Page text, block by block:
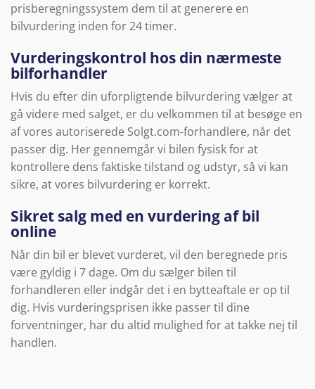
prisberegningssystem dem til at generere en
bilvurdering inden for 24 timer.
Vurderingskontrol hos din nærmeste
bilforhandler
Hvis du efter din uforpligtende bilvurdering vælger at
gå videre med salget, er du velkommen til at besøge en
af vores autoriserede Solgt.com-forhandlere, når det
passer dig. Her gennemgår vi bilen fysisk for at
kontrollere dens faktiske tilstand og udstyr, så vi kan
sikre, at vores bilvurdering er korrekt.
Sikret salg med en vurdering af bil
online
Når din bil er blevet vurderet, vil den beregnede pris
være gyldig i 7 dage. Om du sælger bilen til
forhandleren eller indgår det i en bytteaftale er op til
dig. Hvis vurderingsprisen ikke passer til dine
forventninger, har du altid mulighed for at takke nej til
handlen.